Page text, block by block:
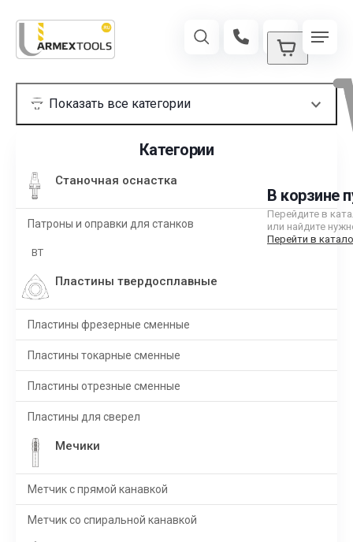
В корзине
Перейдите в
или найдите
Перейти в
Категории
Станочная оснастка
Патроны и оправки для станков
BT
Пластины твердосплавные
Пластины фрезерные сменные
Пластины токарные сменные
Пластины отрезные сменные
Пластины для сверел
Мечики
Метчик с прямой канавкой
Метчик со спиральной канавкой